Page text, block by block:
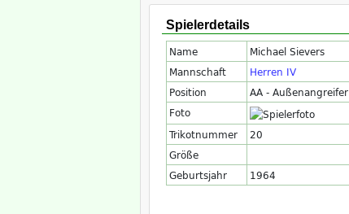
Spielerdetails
Name
Michael Sievers
Mannschaft
Herren IV
Position
AA - Außenangreifer
Foto
Trikotnummer
20
Größe
Geburtsjahr
1964